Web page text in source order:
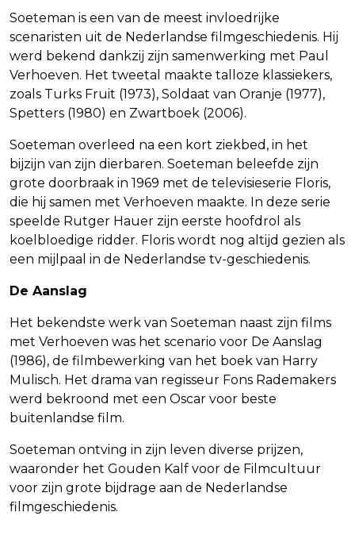
Soeteman is een van de meest invloedrijke
scenaristen uit de Nederlandse filmgeschiedenis. Hij
werd bekend dankzij zijn samenwerking met Paul
Verhoeven. Het tweetal maakte talloze klassiekers,
zoals Turks Fruit (1973), Soldaat van Oranje (1977),
Spetters (1980) en Zwartboek (2006).
Soeteman overleed na een kort ziekbed, in het
bijzijn van zijn dierbaren. Soeteman beleefde zijn
grote doorbraak in 1969 met de televisieserie Floris,
die hij samen met Verhoeven maakte. In deze serie
speelde Rutger Hauer zijn eerste hoofdrol als
koelbloedige ridder. Floris wordt nog altijd gezien als
een mijlpaal in de Nederlandse tv-geschiedenis.
De Aanslag
Het bekendste werk van Soeteman naast zijn films
met Verhoeven was het scenario voor De Aanslag
(1986), de filmbewerking van het boek van Harry
Mulisch. Het drama van regisseur Fons Rademakers
werd bekroond met een Oscar voor beste
buitenlandse film.
Soeteman ontving in zijn leven diverse prijzen,
waaronder het Gouden Kalf voor de Filmcultuur
voor zijn grote bijdrage aan de Nederlandse
filmgeschiedenis.